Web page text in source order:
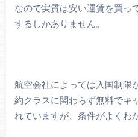
なので実質は安い運賃を買っ
するしかありません。
航空会社によっては入国制限
約クラスに関わらず無料でキ
れていますが、条件がよくわ